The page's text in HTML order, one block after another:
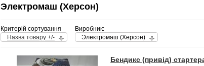
Электромаш (Херсон)
Критерій сортування
Назва товару +/-
Виробник:
Электромаш (Херсон)
Бендикс (привід)